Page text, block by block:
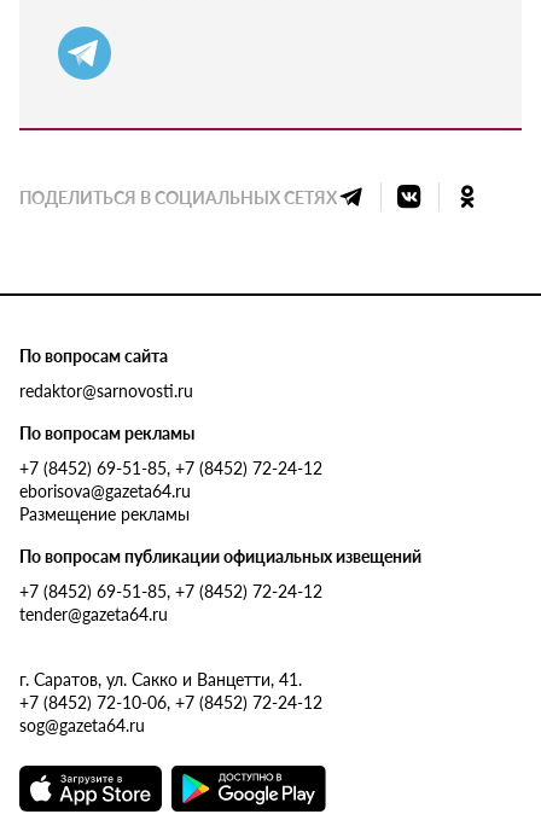
ПОДЕЛИТЬСЯ В СОЦИАЛЬНЫХ СЕТЯХ
По вопросам сайта
redaktor@sarnovosti.ru
По вопросам рекламы
+7 (8452) 69-51-85, +7 (8452) 72-24-12
eborisova@gazeta64.ru
Размещение рекламы
По вопросам публикации официальных извещений
+7 (8452) 69-51-85, +7 (8452) 72-24-12
tender@gazeta64.ru
г. Саратов, ул. Сакко и Ванцетти, 41.
+7 (8452) 72-10-06, +7 (8452) 72-24-12
sog@gazeta64.ru